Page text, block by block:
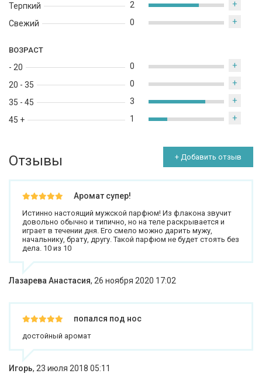
Терпкий
Свежий
2 +
0 +
ВОЗРАСТ
- 20
20 - 35
35 - 45
45 +
0 +
0 +
3 +
1 +
Отзывы + Добавить отзыв
Аромат супер!
Истинно настоящий мужской парфюм! Из флакона звучит
довольно обычно и типично, но на теле раскрывается и
играет в течении дня. Его смело можно дарить мужу,
начальнику, брату, другу. Такой парфюм не будет стоять без
дела. 10 из 10
Лазарева Анастасия, 26 ноября 2020 17:02
попался под нос
достойный аромат
Игорь, 23 июля 2018 05:11